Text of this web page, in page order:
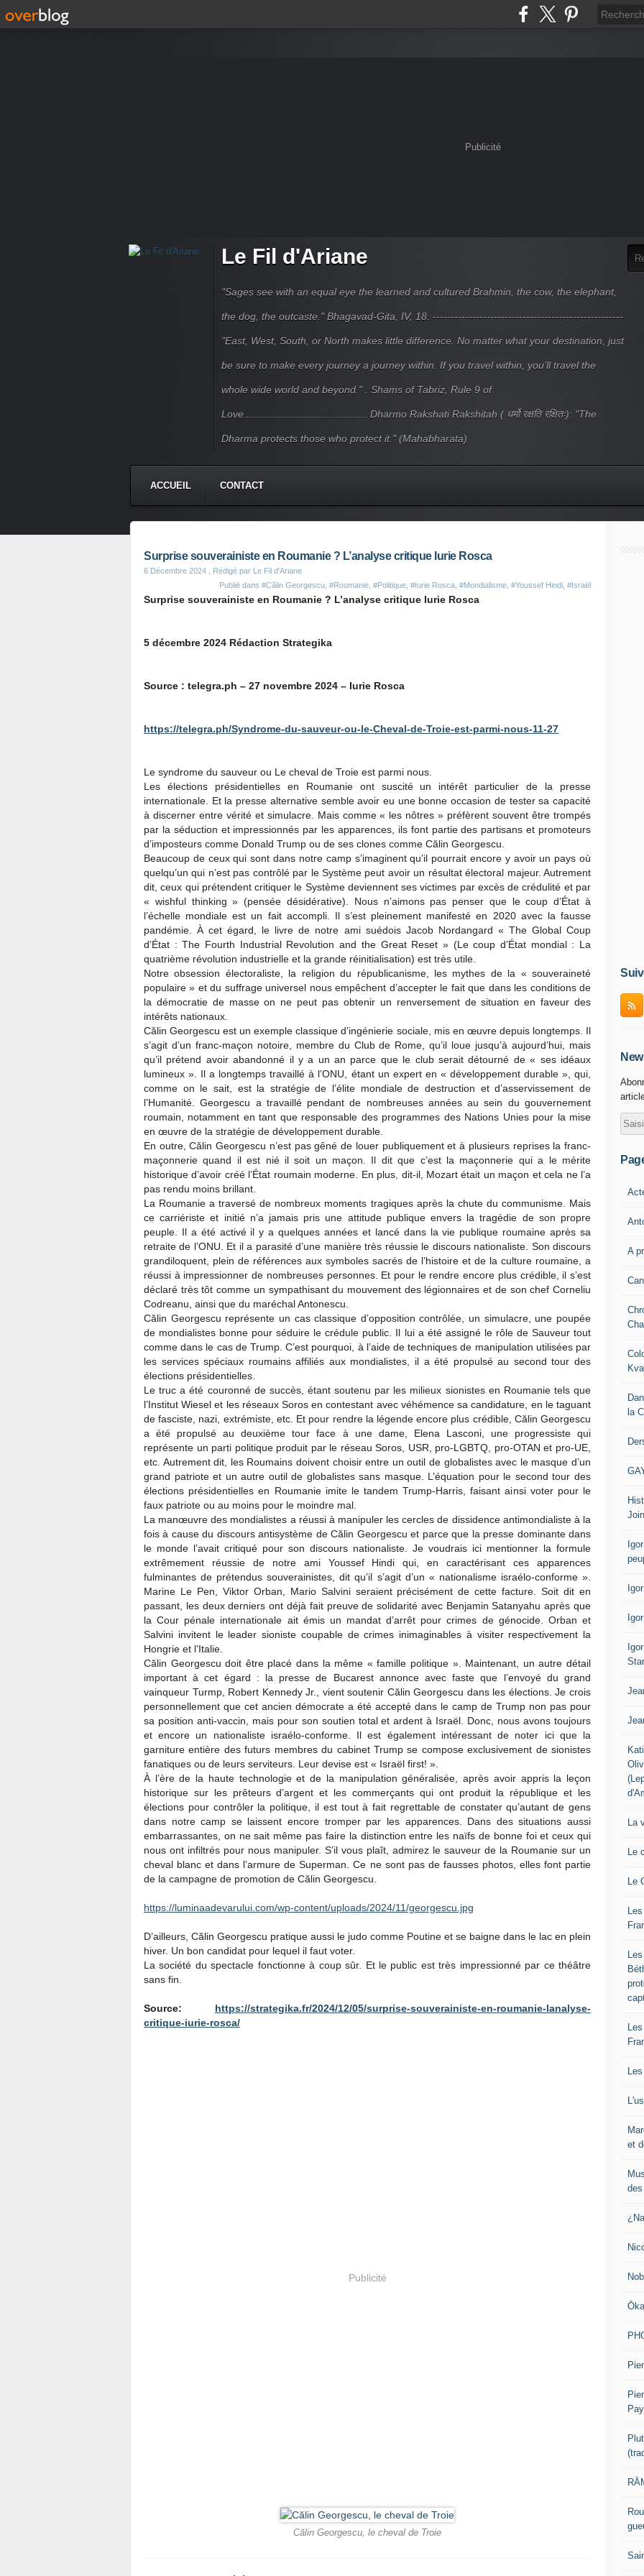
Publicité
Le Fil d'Ariane
"Sages see with an equal eye the learned and cultured Brahmin, the cow, the elephant,
the dog, the outcaste." Bhagavad-Gita, IV, 18. -----------------------------------------------------
"East, West, South, or North makes little difference. No matter what your destination, just
be sure to make every journey a journey within. If you travel within, you’ll travel the
whole wide world and beyond." . Shams of Tabriz, Rule 9 of
Love........................................... Dharmo Rakshati Rakshitah ( धर्मो रक्षति रक्षितः): "The
Dharma protects those who protect it." (Mahabharata)
ACCUEIL CONTACT
Surprise souverainiste en Roumanie ? L’analyse critique Iurie Rosca
6 Décembre 2024 , Rédigé par Le Fil d'Ariane
Publié dans #Călin Georgescu #Roumanie #Politique #Iurie Rosca #Mondialisme #Youssef Hindi #Israël
Surprise souverainiste en Roumanie ? L’analyse critique Iurie Rosca
5 décembre 2024 Rédaction Strategika
Source : telegra.ph – 27 novembre 2024 – Iurie Rosca
https://telegra.ph/Syndrome-du-sauveur-ou-le-Cheval-de-Troie-est-parmi-nous-11-27
Le syndrome du sauveur ou Le cheval de Troie est parmi nous.
Les élections présidentielles en Roumanie ont suscité un intérêt particulier de la presse
internationale. Et la presse alternative semble avoir eu une bonne occasion de tester sa capacité
à discerner entre vérité et simulacre. Mais comme « les nôtres » préfèrent souvent être trompés
par la séduction et impressionnés par les apparences, ils font partie des partisans et promoteurs
d’imposteurs comme Donald Trump ou de ses clones comme Călin Georgescu.
Beaucoup de ceux qui sont dans notre camp s’imaginent qu’il pourrait encore y avoir un pays où
quelqu’un qui n’est pas contrôlé par le Système peut avoir un résultat électoral majeur. Autrement
dit, ceux qui prétendent critiquer le Système deviennent ses victimes par excès de crédulité et par
« wishful thinking » (pensée désidérative). Nous n’aimons pas penser que le coup d’État à
l’échelle mondiale est un fait accompli. Il s’est pleinement manifesté en 2020 avec la fausse
pandémie. À cet égard, le livre de notre ami suédois Jacob Nordangard « The Global Coup
d’État : The Fourth Industrial Revolution and the Great Reset » (Le coup d’État mondial : La
quatrième révolution industrielle et la grande réinitialisation) est très utile.
Notre obsession électoraliste, la religion du républicanisme, les mythes de la « souveraineté
populaire » et du suffrage universel nous empêchent d’accepter le fait que dans les conditions de
la démocratie de masse on ne peut pas obtenir un renversement de situation en faveur des
intérêts nationaux.
Călin Georgescu est un exemple classique d’ingénierie sociale, mis en œuvre depuis longtemps. Il
s’agit d’un franc-maçon notoire, membre du Club de Rome, qu’il loue jusqu’à aujourd’hui, mais
qu’il prétend avoir abandonné il y a un an parce que le club serait détourné de « ses idéaux
lumineux ». Il a longtemps travaillé à l’ONU, étant un expert en « développement durable », qui,
comme on le sait, est la stratégie de l’élite mondiale de destruction et d’asservissement de
l’Humanité. Georgescu a travaillé pendant de nombreuses années au sein du gouvernement
roumain, notamment en tant que responsable des programmes des Nations Unies pour la mise
en œuvre de la stratégie de développement durable.
En outre, Călin Georgescu n’est pas gêné de louer publiquement et à plusieurs reprises la franc-
maçonnerie quand il est nié il soit un maçon. Il dit que c’est la maçonnerie qui a le mérite
historique d’avoir créé l’État roumain moderne. En plus, dit-il, Mozart était un maçon et cela ne l’a
pas rendu moins brillant.
La Roumanie a traversé de nombreux moments tragiques après la chute du communisme. Mais
ce carriériste et initié n’a jamais pris une attitude publique envers la tragédie de son propre
peuple. Il a été activé il y a quelques années et lancé dans la vie publique roumaine après sa
retraite de l’ONU. Et il a parasité d’une manière très réussie le discours nationaliste. Son discours
grandiloquent, plein de références aux symboles sacrés de l’histoire et de la culture roumaine, a
réussi à impressionner de nombreuses personnes. Et pour le rendre encore plus crédible, il s’est
déclaré très tôt comme un sympathisant du mouvement des légionnaires et de son chef Corneliu
Codreanu, ainsi que du maréchal Antonescu.
Călin Georgescu représente un cas classique d’opposition contrôlée, un simulacre, une poupée
de mondialistes bonne pour séduire le crédule public. Il lui a été assigné le rôle de Sauveur tout
comme dans le cas de Trump. C’est pourquoi, à l’aide de techniques de manipulation utilisées par
les services spéciaux roumains affiliés aux mondialistes, il a été propulsé au second tour des
élections présidentielles.
Le truc a été couronné de succès, étant soutenu par les milieux sionistes en Roumanie tels que
l’Institut Wiesel et les réseaux Soros en contestant avec véhémence sa candidature, en le taguant
de fasciste, nazi, extrémiste, etc. Et pour rendre la légende encore plus crédible, Călin Georgescu
a été propulsé au deuxième tour face à une dame, Elena Lasconi, une progressiste qui
représente un parti politique produit par le réseau Soros, USR, pro-LGBTQ, pro-OTAN et pro-UE,
etc. Autrement dit, les Roumains doivent choisir entre un outil de globalistes avec le masque d’un
grand patriote et un autre outil de globalistes sans masque. L’équation pour le second tour des
élections présidentielles en Roumanie imite le tandem Trump-Harris, faisant ainsi voter pour le
faux patriote ou au moins pour le moindre mal.
La manœuvre des mondialistes a réussi à manipuler les cercles de dissidence antimondialiste à la
fois à cause du discours antisystème de Călin Georgescu et parce que la presse dominante dans
le monde l’avait critiqué pour son discours nationaliste. Je voudrais ici mentionner la formule
extrêmement réussie de notre ami Youssef Hindi qui, en caractérisant ces apparences
fulminantes de prétendus souverainistes, dit qu’il s’agit d’un « nationalisme israélo-conforme ».
Marine Le Pen, Viktor Orban, Mario Salvini seraient précisément de cette facture. Soit dit en
passant, les deux derniers ont déjà fait preuve de solidarité avec Benjamin Satanyahu après que
la Cour pénale internationale ait émis un mandat d’arrêt pour crimes de génocide. Orban et
Salvini invitent le leader sioniste coupable de crimes inimaginables à visiter respectivement la
Hongrie et l’Italie.
Călin Georgescu doit être placé dans la même « famille politique ». Maintenant, un autre détail
important à cet égard : la presse de Bucarest annonce avec faste que l’envoyé du grand
vainqueur Turmp, Robert Kennedy Jr., vient soutenir Călin Georgescu dans les élections. Je crois
personnellement que cet ancien démocrate a été accepté dans le camp de Trump non pas pour
sa position anti-vaccin, mais pour son soutien total et ardent à Israël. Donc, nous avons toujours
et encore un nationaliste israélo-conforme. Il est également intéressant de noter ici que la
garniture entière des futurs membres du cabinet Trump se compose exclusivement de sionistes
fanatiques ou de leurs serviteurs. Leur devise est « Israël first! ».
À l’ère de la haute technologie et de la manipulation généralisée, après avoir appris la leçon
historique sur les prêteurs d’argent et les commerçants qui ont produit la république et les
élections pour contrôler la politique, il est tout à fait regrettable de constater qu’autant de gens
dans notre camp se laissent encore tromper par les apparences. Dans des situations aussi
embarrassantes, on ne sait même pas faire la distinction entre les naïfs de bonne foi et ceux qui
nous ont infiltrés pour nous manipuler. S’il vous plaît, admirez le sauveur de la Roumanie sur un
cheval blanc et dans l’armure de Superman. Ce ne sont pas de fausses photos, elles font partie
de la campagne de promotion de Călin Georgescu.
https://luminaadevarului.com/wp-content/uploads/2024/11/georgescu.jpg
D’ailleurs, Călin Georgescu pratique aussi le judo comme Poutine et se baigne dans le lac en plein
hiver. Un bon candidat pour lequel il faut voter.
La société du spectacle fonctionne à coup sûr. Et le public est très impressionné par ce théâtre
sans fin.
Source: https://strategika.fr/2024/12/05/surprise-souverainiste-en-roumanie-lanalyse-
critique-iurie-rosca/
Publicité
Călin Georgescu, le cheval de Troie
A
la
La
Le
Le
et
des